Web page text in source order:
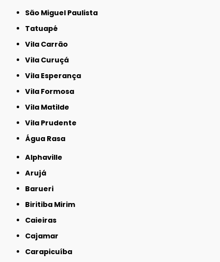
São Miguel Paulista
Tatuapé
Vila Carrão
Vila Curuçá
Vila Esperança
Vila Formosa
Vila Matilde
Vila Prudente
Água Rasa
Alphaville
Arujá
Barueri
Biritiba Mirim
Caieiras
Cajamar
Carapicuíba